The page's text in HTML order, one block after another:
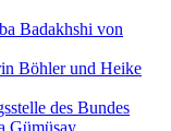
Badakhshi von
Böhler und Heike
des Bundes
Gümüşay